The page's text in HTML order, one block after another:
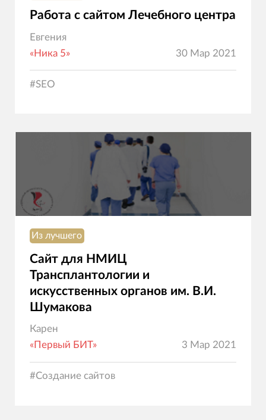
Работа с сайтом Лечебного центра
Евгения
«Ника 5»
30 Мар 2021
#SEO
Из лучшего
Сайт для НМИЦ
Трансплантологии и
искусственных органов им. В.И.
Шумакова
Карен
«Первый БИТ»
3 Мар 2021
#Создание сайтов